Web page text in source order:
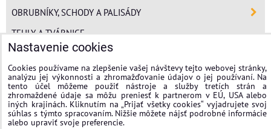
OBRUBNÍKY, SCHODY A PALISÁDY
TEHLY A TVÁRNICE
POLYSTYRÉN
MINERÁLNA VLNA
FASÁDNE OMIETKY
stavplotstavebniny
Nastavenie cookies
Cookies používame na zlepšenie vašej návštevy tejto webovej stránky,
analýzu jej výkonnosti a zhromažďovanie údajov o jej používaní. Na
tento účel môžeme použiť nástroje a služby tretích strán a
zhromaždené údaje sa môžu preniesť k partnerom v EÚ, USA alebo
iných krajinách. Kliknutím na „Prijať všetky cookies“ vyjadrujete svoj
súhlas s týmto spracovaním. Nižšie môžete nájsť podrobné informácie
alebo upraviť svoje preferencie.